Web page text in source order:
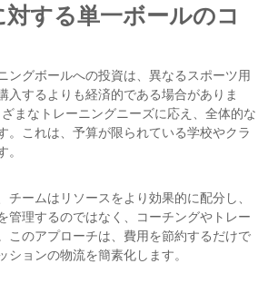
する単一ボールのコ
ングボールへの投資は、異なるスポーツ用
入するよりも経済的である場合がありま
まなトレーニングニーズに応え、全体的な
。これは、予算が限られている学校やクラ
チームはリソースをより効果的に配分し、
管理するのではなく、コーチングやトレー
このアプローチは、費用を節約するだけで
ションの物流を簡素化します。